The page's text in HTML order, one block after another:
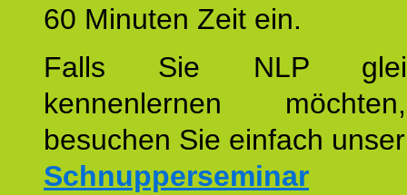
60 Minuten Zeit ein.
Falls Sie NLP
kennenlernen
besuchen Sie einfach unser
Schnupperseminar